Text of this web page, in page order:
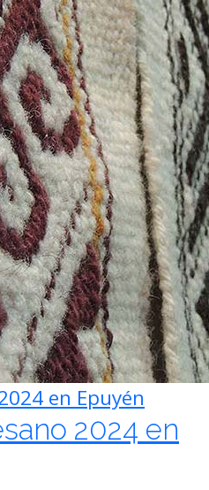
en Epuyén
2024 en